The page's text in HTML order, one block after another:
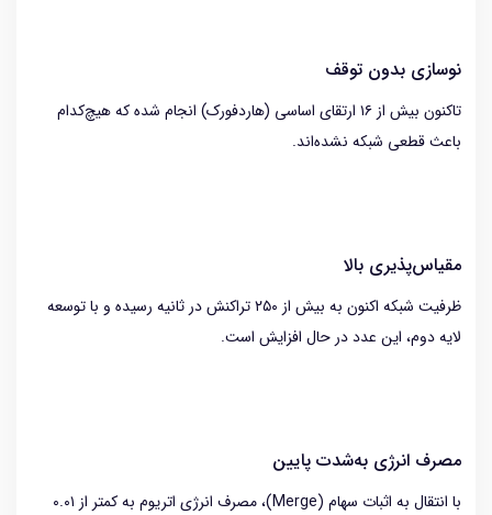
نوسازی بدون توقف
تاکنون بیش از ۱۶ ارتقای اساسی (هاردفورک) انجام شده که هیچ‌کدام
باعث قطعی شبکه نشده‌اند.
مقیاس‌پذیری بالا
ظرفیت شبکه اکنون به بیش از ۲۵۰ تراکنش در ثانیه رسیده و با توسعه
لایه دوم، این عدد در حال افزایش است.
مصرف انرژی به‌شدت پایین
با انتقال به اثبات سهام (Merge)، مصرف انرژی اتریوم به کمتر از ۰.۰۱